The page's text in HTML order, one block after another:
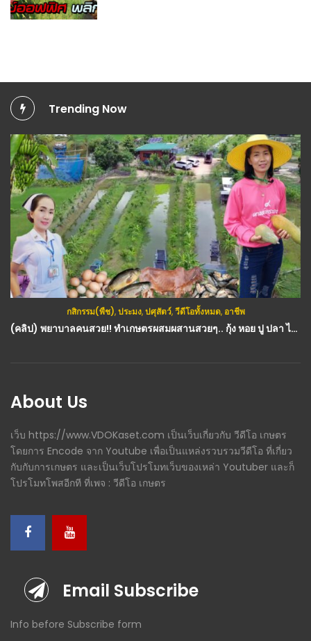
Trending Now
กสิกรรม(พืช),ประมง,ปศุสัตว์,วีดีโอทั้งหมด, อาชีพ
(คลิป) พยาบาลคนสวย!! ทำเกษตรผสมผสานสวยๆ.. กุ้ง หอย ปู ปลา ไก่ กบ ครบวงจรมีทุกอย่าง : วีดีโอ เกษตร
About Us
เว็บ https://www.VDOKaset.com เป็นเว็บเกี่ยวกับ วีดีโอ เกษตร
โดยการ Encode จาก Youtube เพื่อเป็นแหล่งรวบรวมวีดีโอ ที่เกี่ยว
กับกับการเกษตร และเป็นเว็บโปรโมทเว็บของเหล่า Youtuber และก็
โปรโมทโพสอีกที ที่เพจ : วีดีโอ เกษตร
Email Subscribe
Info before Subscribe form